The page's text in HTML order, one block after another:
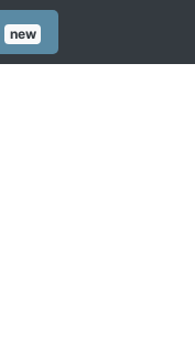
new